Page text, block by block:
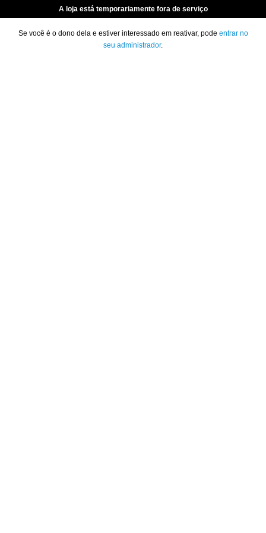
A loja está temporariamente fora de serviço
Se você é o dono dela e estiver interessado em reativar, pode entrar no
seu administrador.